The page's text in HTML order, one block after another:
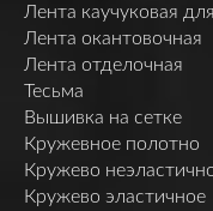
Лента каучуковая
Лента окантовочная
Лента отделочная
Тесьма
Вышивка на сетке
Кружевное полотно
Кружево
Кружево эластичное